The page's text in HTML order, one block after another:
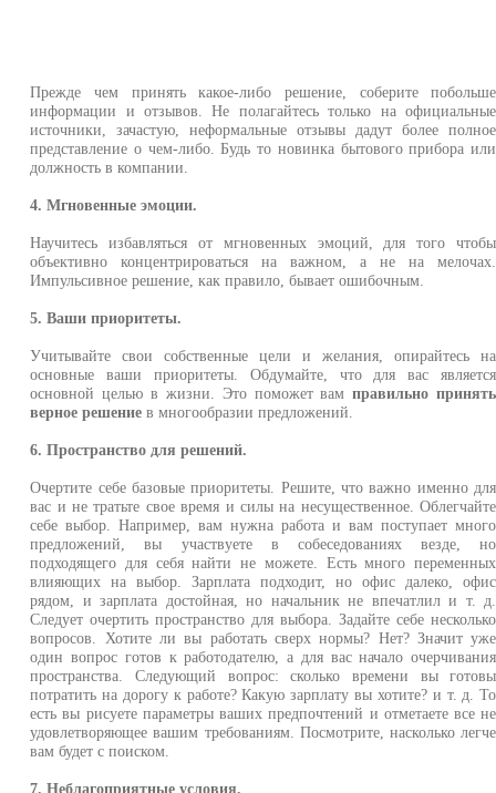
Прежде чем принять какое-либо решение, соберите побольше
информации и отзывов. Не полагайтесь только на официальные
источники, зачастую, неформальные отзывы дадут более полное
представление о чем-либо. Будь то новинка бытового прибора или
должность в компании.
4. Мгновенные эмоции.
Научитесь избавляться от мгновенных эмоций, для того чтобы
объективно концентрироваться на важном, а не на мелочах.
Импульсивное решение, как правило, бывает ошибочным.
5. Ваши приоритеты.
Учитывайте свои собственные цели и желания, опирайтесь на
основные ваши приоритеты. Обдумайте, что для вас является
основной целью в жизни. Это поможет вамправильно принять
верное решение в многообразии предложений.
6. Пространство для решений.
Очертите себе базовые приоритеты. Решите, что важно именно для
вас и не тратьте свое время и силы на несущественное. Облегчайте
себе выбор. Например, вам нужна работа и вам поступает много
предложений, вы участвуете в собеседованиях везде, но
подходящего для себя найти не можете. Есть много переменных
влияющих на выбор. Зарплата подходит, но офис далеко, офис
рядом, и зарплата достойная, но начальник не впечатлил и т. д.
Следует очертить пространство для выбора. Задайте себе несколько
вопросов. Хотите ли вы работать сверх нормы? Нет? Значит уже
один вопрос готов к работодателю, а для вас начало очерчивания
пространства. Следующий вопрос: сколько времени вы готовы
потратить на дорогу к работе? Какую зарплату вы хотите? и т. д. То
есть вы рисуете параметры ваших предпочтений и отметаете все не
удовлетворяющее вашим требованиям. Посмотрите, насколько легче
вам будет с поиском.
7. Неблагоприятные условия.